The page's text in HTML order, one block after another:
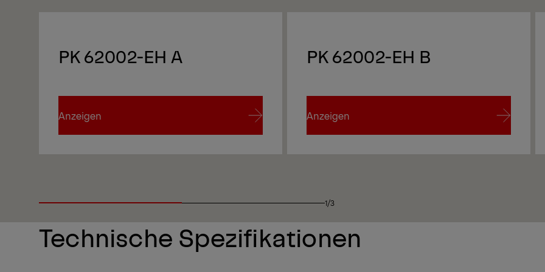
PK 62002-EH A
Anzeigen
PK 62002-EH B
Anzeigen
1/3
Technische Spezifikationen